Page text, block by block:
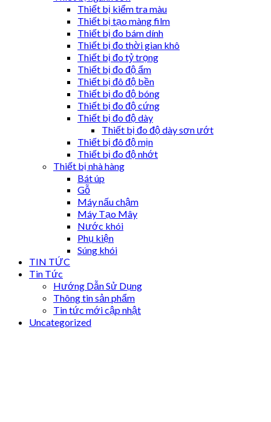
Thiết bị kiểm tra màu
Thiết bị tạo màng film
Thiết bị đo bám dính
Thiết bị đo thời gian khô
Thiết bị đo tỷ trọng
Thiết bị đo độ ẩm
Thiết bị đô độ bền
Thiết bị đo độ bóng
Thiết bị đo độ cứng
Thiết bị đo độ dày
Thiết bị đo độ dày sơn ướt
Thiết bị đô độ mịn
Thiết bị đo độ nhớt
Thiết bị nhà hàng
Bát úp
Gỗ
Máy nấu chậm
Máy Tạo Mây
Nước khói
Phụ kiện
Súng khói
TIN TỨC
Tin Tức
Hướng Dẫn Sử Dụng
Thông tin sản phẩm
Tin tức mới cập nhật
Uncategorized